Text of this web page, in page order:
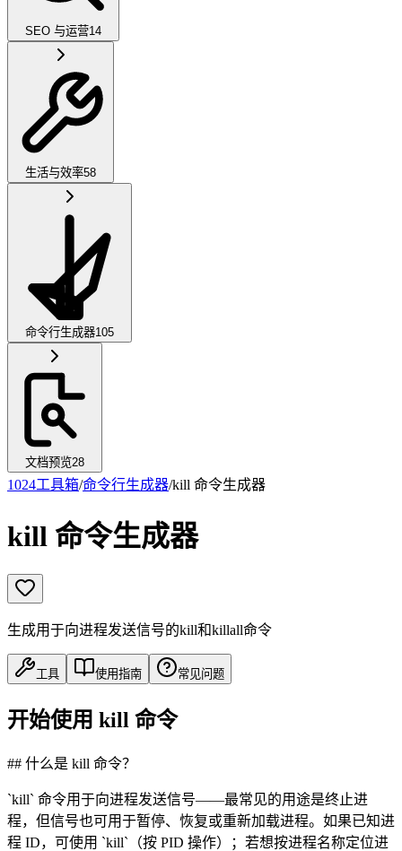
SEO 与运营14
生活与效率58
命令行生成器105
文档预览28
1024工具箱/命令行生成器/kill 命令生成器
kill 命令生成器
生成用于向进程发送信号的kill和killall命令
工具 使用指南 常见问题
开始使用 kill 命令
## 什么是 kill 命令？
`kill` 命令用于向进程发送信号——最常见的用途是终止进
程，但信号也可用于暂停、恢复或重新加载进程。如果已知进
程 ID，可使用 `kill`（按 PID 操作）；若想按进程名称定位进